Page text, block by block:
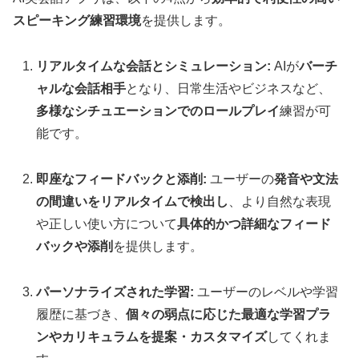
スピーキング練習環境を提供します。
リアルタイムな会話とシミュレーション: AIがバーチ
ャルな会話相手となり、日常生活やビジネスなど、
多様なシチュエーションでのロールプレイ練習が可
能です。
即座なフィードバックと添削: ユーザーの発音や文法
の間違いをリアルタイムで検出し
、より自然な表現
や正しい使い方について具体的かつ詳細なフィード
バックや添削 を提供します。
パーソナライズされた学習: ユーザーのレベルや学習
履歴に基づき、個々の弱点に応じた最適な学習プラ
ンやカリキュラムを提案・カスタマイズしてくれま